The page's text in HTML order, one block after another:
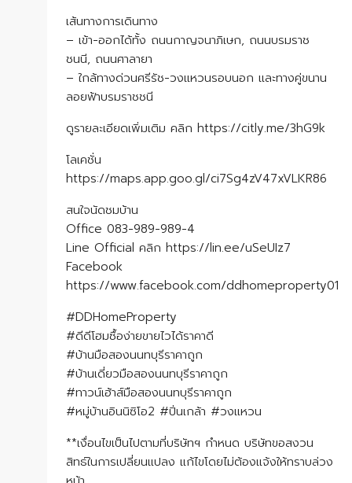
เส้นทางการเดินทาง
– เข้า-ออกได้ทั้ง ถนนกาญจนาภิเษก, ถนนบรมราช
ชนนี, ถนนศาลายา
– ใกล้ทางด่วนศรีรัช-วงแหวนรอบนอก และทางคู่ขนาน
ลอยฟ้าบรมราชชนี
ดูรายละเอียดเพิ่มเติม คลิก https://citly.me/3hG9k
โลเคชั่น
https://maps.app.goo.gl/ci7Sg4zV47xVLKR86
สนใจนัดชมบ้าน
Office 083-989-989-4
Line Official คลิก https://lin.ee/uSeUIz7
Facebook
https://www.facebook.com/ddhomeproperty01
#DDHomeProperty
#ดีดีโฮมซื้อง่ายขายไวได้ราคาดี
#บ้านมือสองนนทบุรีราคาถูก
#บ้านเดี่ยวมือสองนนทบุรีราคาถูก
#ทาวน์เฮ้าส์มือสองนนทบุรีราคาถูก
#หมู่บ้านอินนิซิโอ2 #ปิ่นเกล้า #วงแหวน
**เงื่อนไขเป็นไปตามที่บริษัทฯ กำหนด บริษัทขอสงวน
สิทธ์ในการเปลี่ยนแปลง แก้ไขโดยไม่ต้องแจ้งให้ทราบล่วง